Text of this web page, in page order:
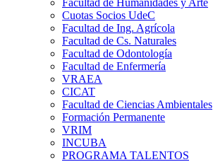
Facultad de Humanidades y Arte
Cuotas Socios UdeC
Facultad de Ing. Agrícola
Facultad de Cs. Naturales
Facultad de Odontología
Facultad de Enfermería
VRAEA
CICAT
Facultad de Ciencias Ambientales
Formación Permanente
VRIM
INCUBA
PROGRAMA TALENTOS